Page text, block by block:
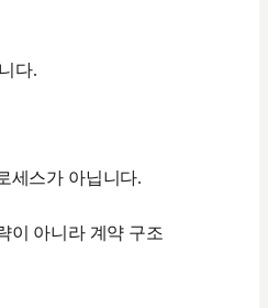
다.
세스가 아닙니다.
이 아니라 계약 구조